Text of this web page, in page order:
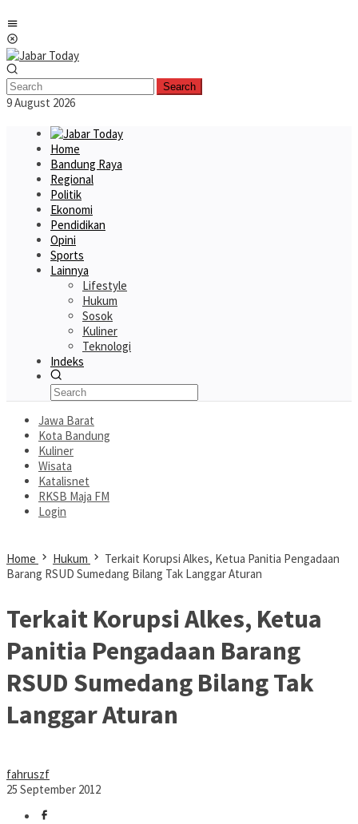
to
content
Search
9 August 2026
Home
Bandung Raya
Regional
Politik
Ekonomi
Pendidikan
Opini
Sports
Lainnya
Lifestyle
Hukum
Sosok
Kuliner
Teknologi
Indeks
Jawa Barat
Kota Bandung
Kuliner
Wisata
Katalisnet
RKSB Maja FM
Login
Home Hukum
Terkait Korupsi Alkes, Ketua Panitia Pengadaan
Barang RSUD Sumedang Bilang Tak Langgar Aturan
Terkait Korupsi Alkes, Ketua
Panitia Pengadaan Barang
RSUD Sumedang Bilang Tak
Langgar Aturan
fahruszf
25 September 2012